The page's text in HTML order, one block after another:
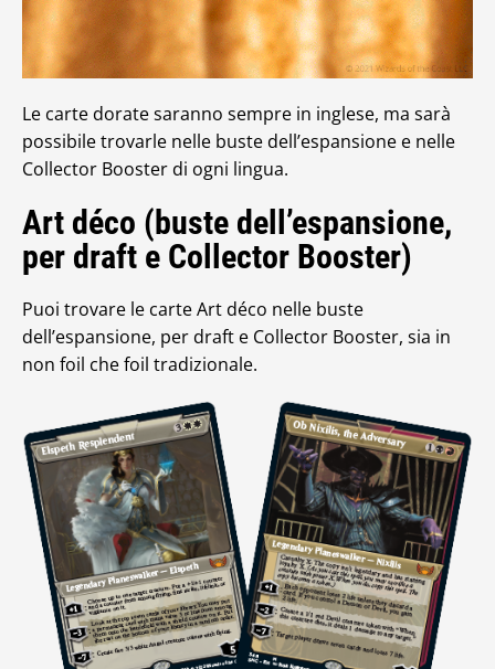
Le carte dorate saranno sempre in inglese, ma sarà
possibile trovarle nelle buste dell’espansione e nelle
Collector Booster di ogni lingua.
Art déco (buste dell’espansione,
per draft e Collector Booster)
Puoi trovare le carte Art déco nelle buste
dell’espansione, per draft e Collector Booster, sia in
non foil che foil tradizionale.